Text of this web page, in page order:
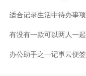
适合记录生活中待办事
有没有一款可以两人一
办公助手之一记事云便